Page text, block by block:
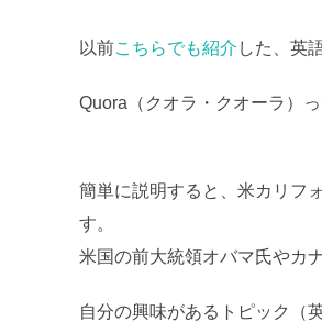
以前こちらでも紹介 した、英
Quora（クオラ・クオーラ）
簡単に説明すると、米カリフ
す。
米国の前大統領オバマ氏やカ
自分の興味があるトピック（